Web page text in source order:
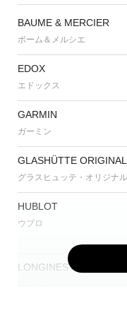
BAUME & MERCIER
ボーム＆メルシエ
EDOX
エドックス
GARMIN
ガーミン
GLASHÜTTE ORIGINAL
グラスヒュッテ・オリジナル
HUBLOT
ウブロ
LONGINES